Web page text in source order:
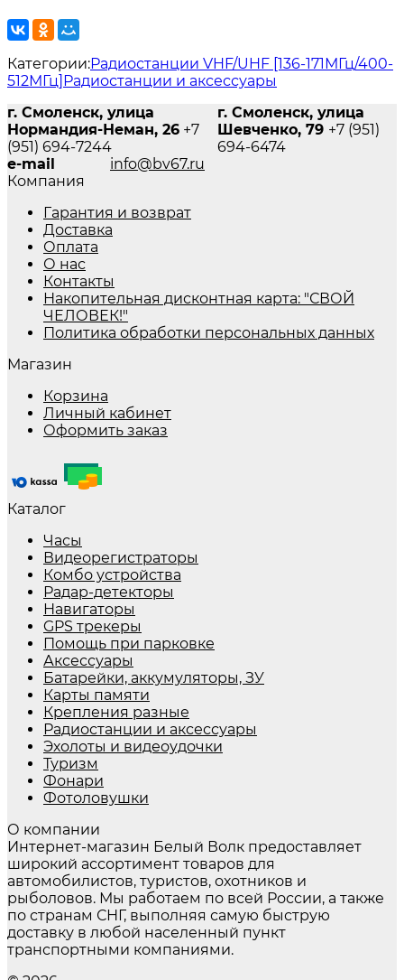
Категории:Радиостанции VHF/UHF [136-171МГц/400-
512МГц]Радиостанции и аксессуары
г. Смоленск, улица
Нормандия-Неман, 26 +7
(951) 694-7244
г. Смоленск, улица
Шевченко, 79 +7 (951)
694-6474
e-mail
info@bv67.ru
Компания
Гарантия и возврат
Доставка
Оплата
О нас
Контакты
Накопительная дисконтная карта: "СВОЙ
ЧЕЛОВЕК!"
Политика обработки персональных данных
Магазин
Корзина
Личный кабинет
Оформить заказ
Каталог
Часы
Видеорегистраторы
Комбо устройства
Радар-детекторы
Навигаторы
GPS трекеры
Помощь при парковке
Аксессуары
Батарейки, аккумуляторы, ЗУ
Карты памяти
Крепления разные
Радиостанции и аксессуары
Эхолоты и видеоудочки
Туризм
Фонари
Фотоловушки
О компании
Интернет-магазин Белый Волк предоставляет
широкий ассортимент товаров для
автомобилистов, туристов, охотников и
рыболовов. Мы работаем по всей России, а также
по странам СНГ, выполняя самую быструю
доставку в любой населенный пункт
транспортными компаниями.